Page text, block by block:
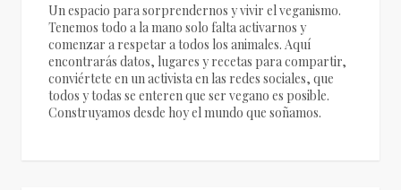
Un espacio para sorprendernos y vivir el veganismo.
Tenemos todo a la mano solo falta activarnos y
comenzar a respetar a todos los animales. Aquí
encontrarás datos, lugares y recetas para compartir,
conviértete en un activista en las redes sociales, que
todos y todas se enteren que ser vegano es posible.
Construyamos desde hoy el mundo que soñamos.